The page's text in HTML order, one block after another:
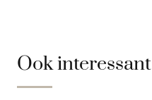
Ook interessant